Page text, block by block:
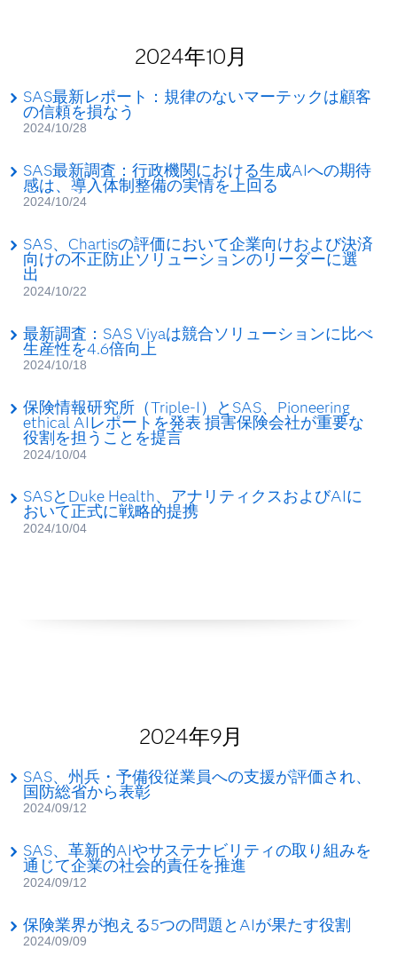
2024年10月
SAS最新レポート：規律のないマーテックは顧客
の信頼を損なう
2024/10/28
SAS最新調査：行政機関における生成AIへの期待
感は、導入体制整備の実情を上回る
2024/10/24
SAS、Chartisの評価において企業向けおよび決済
向けの不正防止ソリューションのリーダーに選
出
2024/10/22
最新調査：SAS Viyaは競合ソリューションに比べ
生産性を4.6倍向上
2024/10/18
保険情報研究所（Triple-I）とSAS、Pioneering
ethical AIレポートを発表 損害保険会社が重要な
役割を担うことを提言
2024/10/04
SASとDuke Health、アナリティクスおよびAIに
おいて正式に戦略的提携
2024/10/04
2024年9月
SAS、州兵・予備役従業員への支援が評価され、
国防総省から表彰
2024/09/12
SAS、革新的AIやサステナビリティの取り組みを
通じて企業の社会的責任を推進
2024/09/12
保険業界が抱える5つの問題とAIが果たす役割
2024/09/09